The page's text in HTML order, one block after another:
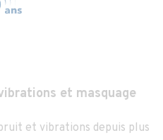
et masquage
et vibrations depuis plus